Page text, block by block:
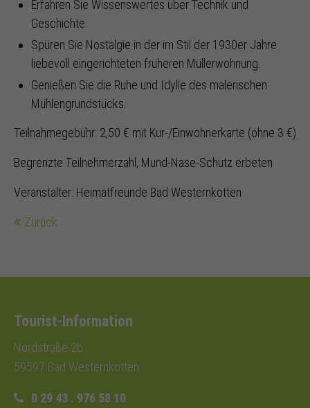
Erfahren Sie Wissenswertes über Technik und
Geschichte.
Spüren Sie Nostalgie in der im Stil der 1930er Jahre
liebevoll eingerichteten früheren Müllerwohnung.
Genießen Sie die Ruhe und Idylle des malerischen
Mühlengrundstücks.
Teilnahmegebühr: 2,50 € mit Kur-/Einwohnerkarte (ohne 3 €)
Begrenzte Teilnehmerzahl, Mund-Nase-Schutz erbeten
Veranstalter: Heimatfreunde Bad Westernkotten
Zurück
Tourist-Information
Nordstraße 2b
59597 Bad Westernkotten
0 29 43 . 976 58 10